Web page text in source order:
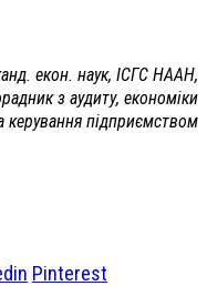
екон. наук, ІСГС НААН,
з аудиту, економіки
керування підприємством
Pinterest